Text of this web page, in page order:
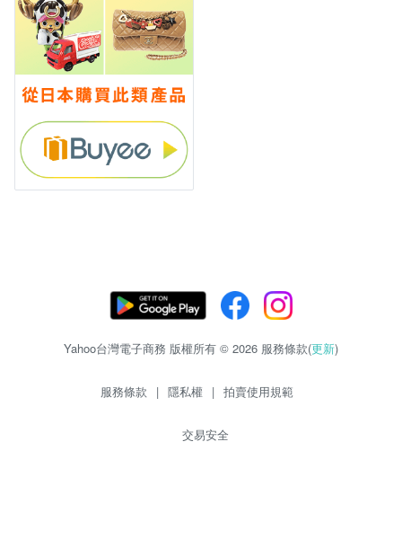
Yahoo台灣電子商務 版權所有 © 2026 服務條款(更新)
服務條款 | 隱私權 | 拍賣使用規範
交易安全